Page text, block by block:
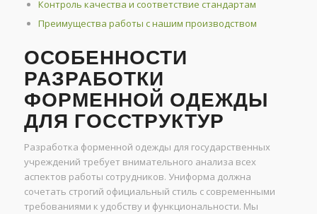
Контроль качества и соответствие стандартам
Преимущества работы с нашим производством
ОСОБЕННОСТИ
РАЗРАБОТКИ
ФОРМЕННОЙ ОДЕЖДЫ
ДЛЯ ГОССТРУКТУР
Разработка форменной одежды для государственных
учреждений требует внимательного анализа всех
аспектов работы сотрудников. Униформа должна
сочетать строгий официальный стиль с современными
требованиями к удобству и функциональности. Мы